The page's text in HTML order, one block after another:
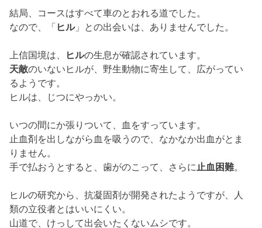
結局、コースはすべて車のとおれる道でした。
なので、「 ヒル」との出会いは、ありませんでした。
上信国境は、 ヒルの生息が確認されています。
天敵のいないヒルが、野生動物に寄生して、広がってい
るようです。
ヒルは、じつにやっかい。
いつの間にか張りついて、血をすっています。
止血剤を出しながら血を吸うので、なかなか出血がとま
りません。
手で払おうとすると、歯がのこって、さらに 止血困難。
ヒルの研究から、抗凝固剤が開発されたようですが、人
類の立役者とはいいにくい。
山道で、けっして出会いたくないムシです。